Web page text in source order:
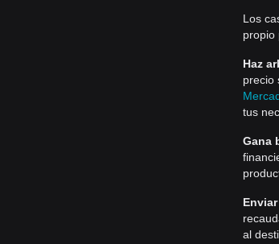
Los
propio
Haz
precio
tus
Gana
al